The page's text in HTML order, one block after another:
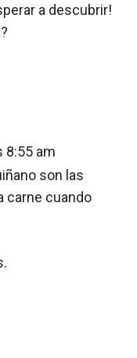
a descubrir!
8:55 am
son las
carne cuando